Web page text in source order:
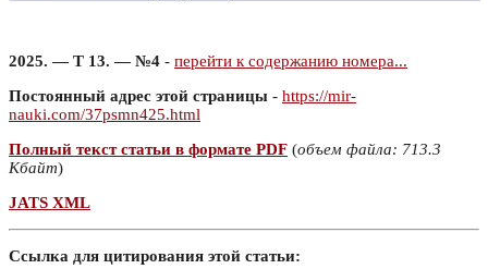
2025. — Т 13. — №4 - перейти к содержанию номера...
Постоянный адрес этой страницы - https://mir-
nauki.com/37psmn425.html
Полный текст статьи в формате PDF (объем файла: 713.3
Кбайт)
JATS XML
Ссылка для цитирования этой статьи: